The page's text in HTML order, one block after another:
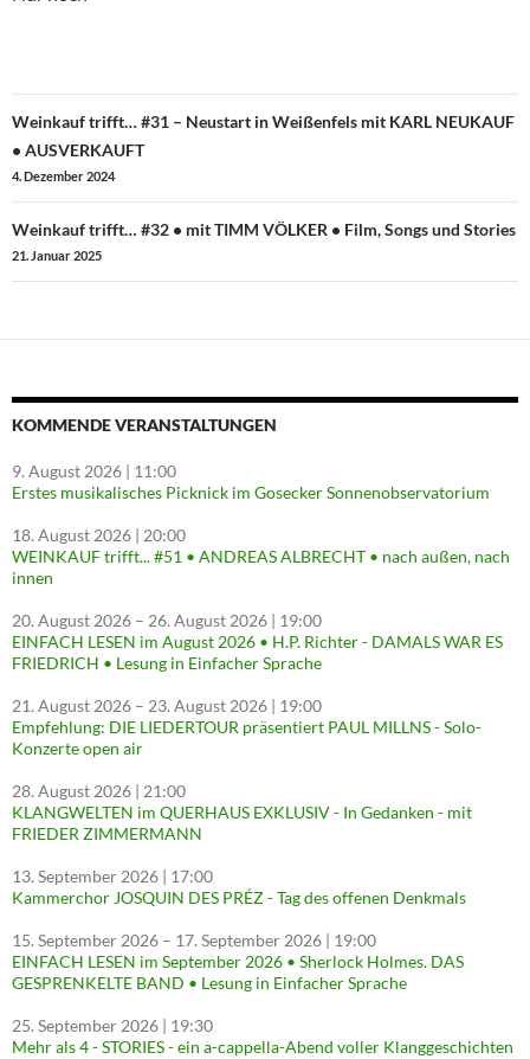
Beitragsnavigation
Weinkauf trifft… #31 – Neustart in Weißenfels mit KARL NEUKAUF
• AUSVERKAUFT
4. Dezember 2024
Weinkauf trifft… #32 • mit TIMM VÖLKER • Film, Songs und Stories
21. Januar 2025
KOMMENDE VERANSTALTUNGEN
9. August 2026 | 11:00
Erstes musikalisches Picknick im Gosecker Sonnenobservatorium
18. August 2026 | 20:00
WEINKAUF trifft... #51 • ANDREAS ALBRECHT • nach außen, nach
innen
20. August 2026 – 26. August 2026 | 19:00
EINFACH LESEN im August 2026 • H.P. Richter - DAMALS WAR ES
FRIEDRICH • Lesung in Einfacher Sprache
21. August 2026 – 23. August 2026 | 19:00
Empfehlung: DIE LIEDERTOUR präsentiert PAUL MILLNS - Solo-
Konzerte open air
28. August 2026 | 21:00
KLANGWELTEN im QUERHAUS EXKLUSIV - In Gedanken - mit
FRIEDER ZIMMERMANN
13. September 2026 | 17:00
Kammerchor JOSQUIN DES PRÉZ - Tag des offenen Denkmals
15. September 2026 – 17. September 2026 | 19:00
EINFACH LESEN im September 2026 • Sherlock Holmes. DAS
GESPRENKELTE BAND • Lesung in Einfacher Sprache
25. September 2026 | 19:30
Mehr als 4 - STORIES - ein a-cappella-Abend voller Klanggeschichten